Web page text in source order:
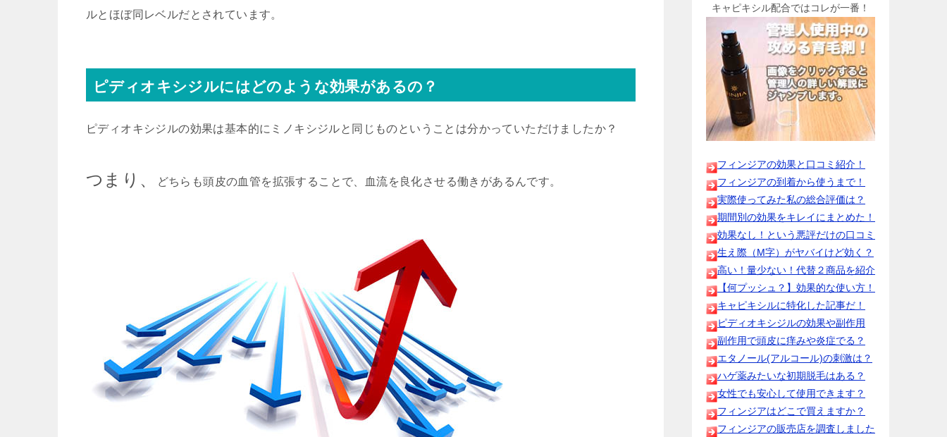
ルとほぼ同レベルだとされています。
ピディオキシジルにはどのような効果があるの？
ピディオキシジルの効果は基本的にミノキシジルと同じものということは分かっていただけましたか？
つまり、 どちらも頭皮の血管を拡張することで、血流を良化させる働きがあるんです。
キャピキシル配合ではコレが一番！
フィンジアの効果と口コミ紹介！
フィンジアの到着から使うまで！
実際使ってみた私の総合評価は？
期間別の効果をキレイにまとめた！
効果なし！という悪評だけの口コミ
生え際（M字）がヤバイけど効く？
高い！量少ない！代替２商品を紹介
【何プッシュ？】効果的な使い方！
キャピキシルに特化した記事だ！
ピディオキシジルの効果や副作用
副作用で頭皮に痒みや炎症でる？
エタノール(アルコール)の刺激は？
ハゲ薬みたいな初期脱毛はある？
女性でも安心して使用できます？
フィンジアはどこで買えますか？
フィンジアの販売店を調査しました